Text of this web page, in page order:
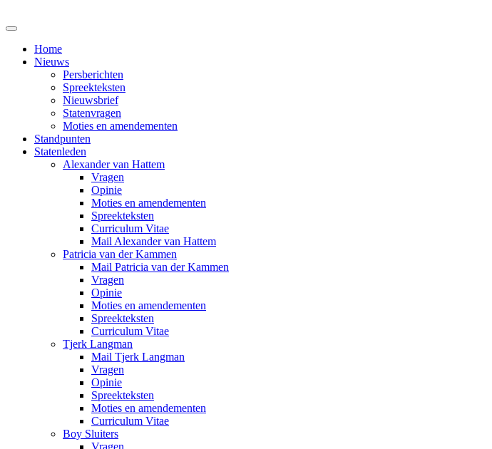
Home
Nieuws
Persberichten
Spreekteksten
Nieuwsbrief
Statenvragen
Moties en amendementen
Standpunten
Statenleden
Alexander van Hattem
Vragen
Opinie
Moties en amendementen
Spreekteksten
Curriculum Vitae
Mail Alexander van Hattem
Patricia van der Kammen
Mail Patricia van der Kammen
Vragen
Opinie
Moties en amendementen
Spreekteksten
Curriculum Vitae
Tjerk Langman
Mail Tjerk Langman
Vragen
Opinie
Spreekteksten
Moties en amendementen
Curriculum Vitae
Boy Sluiters
Vragen